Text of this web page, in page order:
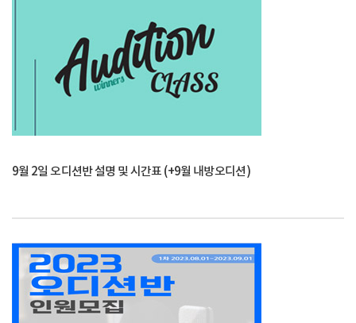
9월 2일 오디션반 설명 및 시간표 (+9월 내방오디션)